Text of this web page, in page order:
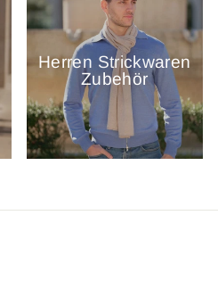
Herren Strickwaren
Zubehör